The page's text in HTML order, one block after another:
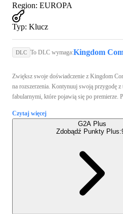
Region: EUROPA
Typ: Klucz
DLC To DLC wymaga:
Zwiększ swoje doświadczenie z Kingdom
na rozszerzenia. Kontynuuj swoją przygodę z
fabularnymi, które pojawią się po premierze.
Czytaj więcej
G2A Plus
Zdobądź Punkty Plus: